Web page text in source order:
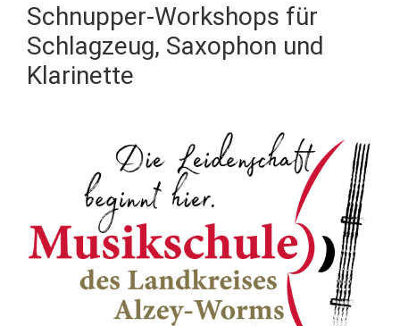
Schnupper-Workshops für
Schlagzeug, Saxophon und
Klarinette